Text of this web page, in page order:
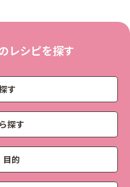
レシピを探す
す
探す
目的